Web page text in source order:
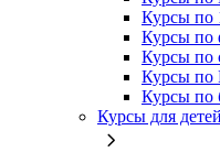
Курсы по
Курсы по
Курсы по
Курсы по
Курсы по
Курсы для детей